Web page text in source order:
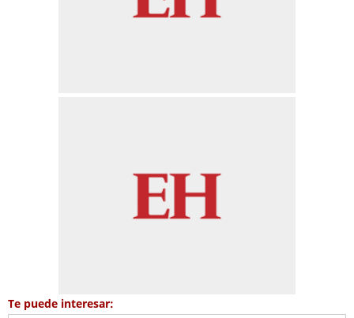
Te puede interesar: